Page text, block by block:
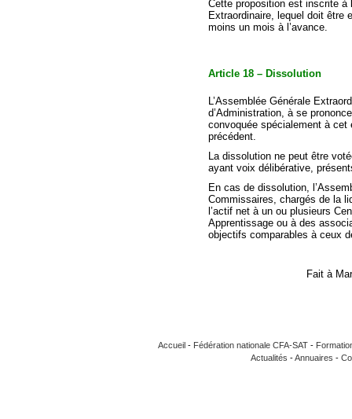
Cette proposition est inscrite à
Extraordinaire, lequel doit être
moins un mois à l’avance.
Article 18 – Dissolution
L’Assemblée Générale
d’Administration, à se
convoquée spécialement à cet
précédent.
La dissolution ne peut être
ayant voix délibérative,
En cas de dissolution,
Commissaires, chargés de la
l’actif net à un ou plusieurs
Apprentissage ou à des
objectifs comparables à ceux
Fait à
Accueil - Fédération nationale CFA-SAT -
Actualités -Annuaires -